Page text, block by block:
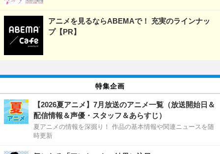
アニメを見るならABEMAで！ 充実のラインナッ
プ【PR】
特集企画
【2026夏アニメ】7月放送のアニメ一覧（放送開始日＆
配信情報＆声優・スタッフ＆あらすじ）
夏アニメの情報を深掘り！ 作品の基本情報や関連ニュースを随
時更新